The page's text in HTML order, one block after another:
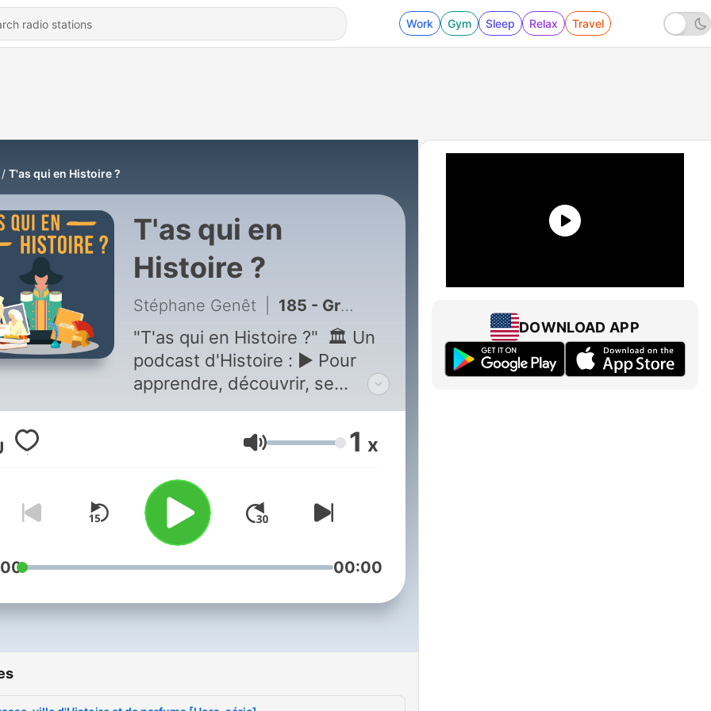
Work Gym Sleep Relax Travel
T'as qui en Histoire ?
T'as qui en
Histoire ?
Stéphane Genêt 185 - Grasse, ville d'Histoire et de parfums [Hors-série]
"T'as qui en Histoire ?" 🏛 Un
podcast d'Histoire : ▶️ Pour
apprendre, découvrir, se
remettre à niveau et réviser
ses connaissances en Histoire
avec des sujets passionnants
et 100 % étudiés dans les
programmes scolaires. 📆 Le
lundi, un nouvel épisode d'une
dizaine de minutes aborde un
nouveau thème, issu d'une
historiques. ➡️ Pour les élèves
professeurs, les parents et
Pour réviser son cours dans
Volume 1 x
00:00
DOWNLOAD APP